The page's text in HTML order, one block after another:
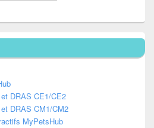
DRAS CE1/CE2
DRAS CM1/CM2
MyPetsHub